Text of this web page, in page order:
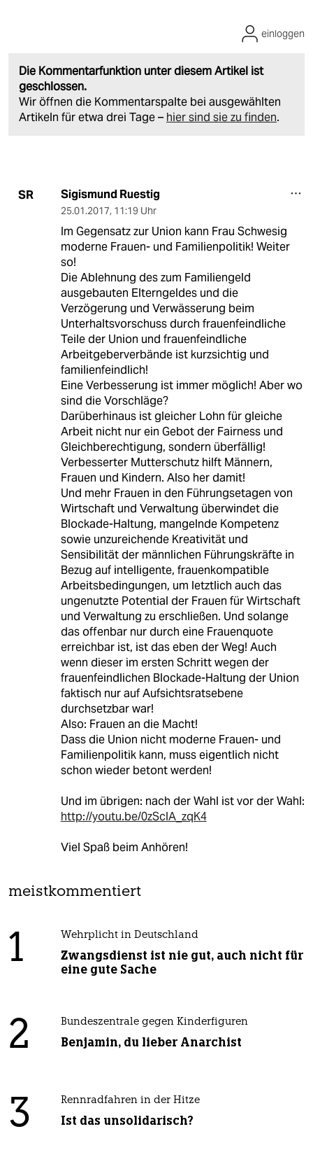
Die Kommentarfunktion unter diesem Artikel ist
geschlossen.
Wir öffnen die Kommentarspalte bei ausgewählten
Artikeln für etwa drei Tage – hier sind sie zu finden.
einloggen
SR Sigismund Ruestig
25.01.2017, 11:19 Uhr
Im Gegensatz zur Union kann Frau Schwesig
moderne Frauen- und Familienpolitik! Weiter
so!
Die Ablehnung des zum Familiengeld
ausgebauten Elterngeldes und die
Verzögerung und Verwässerung beim
Unterhaltsvorschuss durch frauenfeindliche
Teile der Union und frauenfeindliche
Arbeitgeberverbände ist kurzsichtig und
familienfeindlich!
Eine Verbesserung ist immer möglich! Aber wo
sind die Vorschläge?
Darüberhinaus ist gleicher Lohn für gleiche
Arbeit nicht nur ein Gebot der Fairness und
Gleichberechtigung, sondern überfällig!
Verbesserter Mutterschutz hilft Männern,
Frauen und Kindern. Also her damit!
Und mehr Frauen in den Führungsetagen von
Wirtschaft und Verwaltung überwindet die
Blockade-Haltung, mangelnde Kompetenz
sowie unzureichende Kreativität und
Sensibilität der männlichen Führungskräfte in
Bezug auf intelligente, frauenkompatible
Arbeitsbedingungen, um letztlich auch das
ungenutzte Potential der Frauen für Wirtschaft
und Verwaltung zu erschließen. Und solange
das offenbar nur durch eine Frauenquote
erreichbar ist, ist das eben der Weg! Auch
wenn dieser im ersten Schritt wegen der
frauenfeindlichen Blockade-Haltung der Union
faktisch nur auf Aufsichtsratsebene
durchsetzbar war!
Also: Frauen an die Macht!
Dass die Union nicht moderne Frauen- und
Familienpolitik kann, muss eigentlich nicht
schon wieder betont werden!
Und im übrigen: nach der Wahl ist vor der Wahl:
http://youtu.be/0zSclA_zqK4
Viel Spaß beim Anhören!
meistkommentiert
1 Wehrplicht in Deutschland
Zwangsdienst ist nie gut, auch nicht für
eine gute Sache
2 Bundeszentrale gegen Kinderfiguren
Benjamin, du lieber Anarchist
3 Rennradfahren in der Hitze
Ist das unsolidarisch?